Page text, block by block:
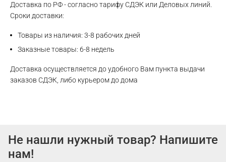
Доставка по РФ - согласно тарифу СДЭК или Деловых линий.
Сроки доставки:
Товары из наличия: 3-8 рабочих дней
Заказные товары: 6-8 недель
Доставка осуществляется до удобного Вам пункта выдачи
заказов СДЭК, либо курьером до дома
Не нашли нужный товар? Напишите
нам!